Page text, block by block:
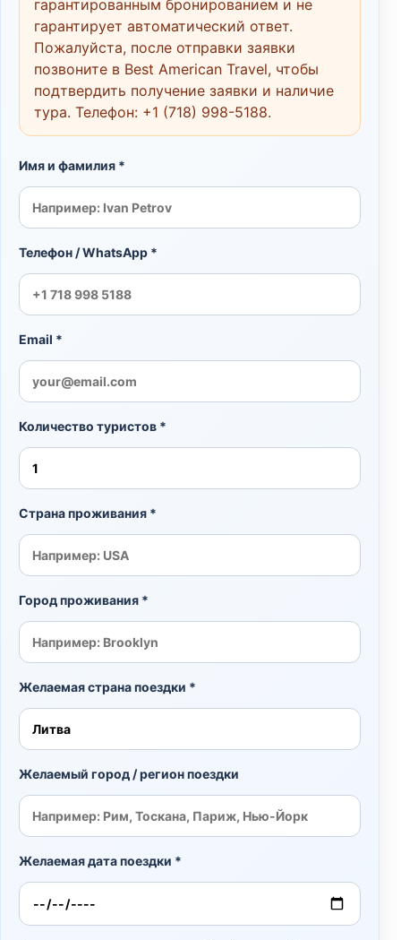
гарантированным бронированием и не
гарантирует автоматический ответ.
Пожалуйста, после отправки заявки
позвоните в Best American Travel, чтобы
подтвердить получение заявки и наличие
тура. Телефон: +1 (718) 998-5188.
Имя и фамилия *
Телефон / WhatsApp *
Email *
Количество туристов *
Страна проживания *
Город проживания *
Желаемая страна поездки *
Желаемый город / регион поездки
Желаемая дата поездки *